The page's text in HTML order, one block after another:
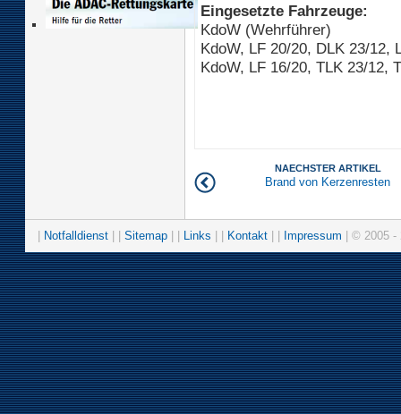
Eingesetzte Fahrzeuge:
KdoW (Wehrführer)
KdoW, LF 20/20, DLK 23/12,
KdoW, LF 16/20, TLK 23/12,
NAECHSTER ARTIKEL
Brand von Kerzenresten
Notfalldienst Sitemap Links Kontakt Impressum | © 2005 -